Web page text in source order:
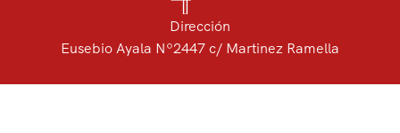
Dirección
Eusebio Ayala Nº2447 c/ Martinez Ramella